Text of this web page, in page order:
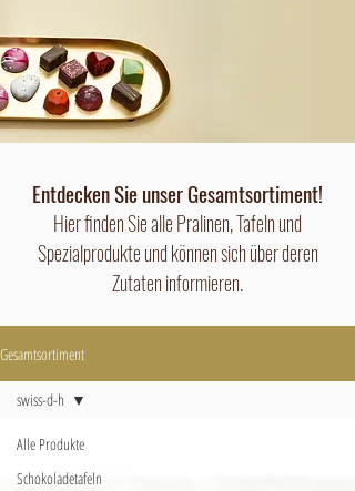
Entdecken Sie unser Gesamtsortiment!
Hier finden Sie alle Pralinen, Tafeln und
Spezialprodukte und können sich über deren
Zutaten informieren.
Gesamtsortiment
Alle Produkte
Schokoladetafeln
swiss-d-h